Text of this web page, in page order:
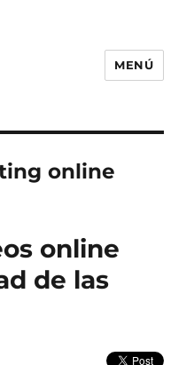
MENÚ
online
online
de las